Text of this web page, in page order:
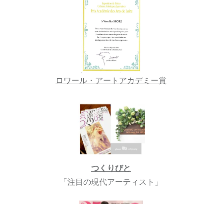
ロワール・アートアカデミー賞
つくりびと
「注目の現代アーティスト」